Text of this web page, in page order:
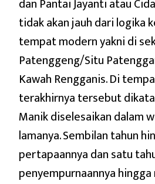
tidak akan jauh dari logika
tempat modern yakni di
Patenggeng/Situ
Kawah Rengganis. Di
terakhirnya tersebut
Manik diselesaikan dalam
lamanya. Sembilan tahun
pertapaannya dan satu
penyempurnaannya